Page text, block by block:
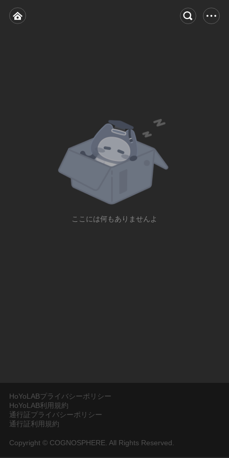
ここには何もありませんよ
HoYoLABプライバシーポリシー
HoYoLAB利用規約
通行証プライバシーポリシー
通行証利用規約
Copyright © COGNOSPHERE. All Rights Reserved.